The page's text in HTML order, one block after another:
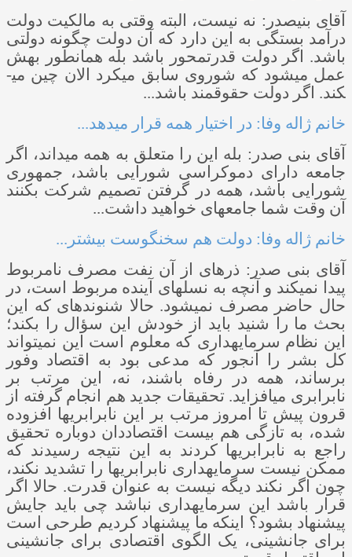
آقای بنی­صدر: نه نیست، البته وقتی به مالکیت دولت
درآمد بستگی به این دارد که آن دولت چگونه دولتی
باشد. اگر دولت قدرت­محور باشد بله همانطور بهش
عمل می­شود که شوروی سابق می­کرد الان چین می­
کند. اگر دولت حقوق­مند باشد...
خانم ژاله وفا: در اختیار همه قرار می­دهد...
آقای بنی ­صدر: بله این را متعلق به همه می­داند، اگر
جامعه دارای دموکراسی شورایی باشد، جمهوری
شورایی باشد، همه در گرفتن تصمیم شرکت بکنند
آن وقت شما جامعه­ای خواهید داشت...
خانم ژاله وفا: دولت هم سخنگوست بیشتر...
آقای بنی­ صدر: ذره­ای از آن نفت مصرف نامربوط
پیدا نمی­کند و آنچه به نسل­های آینده مربوط است، در
حال حاضر مصرف نمی­شود. حالا شنونده­ای که این
بحث ما را شنید باید از خودش این سؤال را بکند؛
این نظام سرمایه­داری که معلوم است این نمی­تواند
کل بشر را آنجور که مدعی بود به اقتصاد وفور
برساند، همه در رفاه باشند، نه، این مرتب بر
نابرابری می­افزاید. تحقیقات جدید هم انجام گرفته از
قرون پیش تا امروز مرتب بر این نابرابری­ها افزوده
شده، به تازگی هم بیست اقتصاددان دوباره تحقیق
راجع به نابرابری­ها کردند به این نتیجه رسیدند که
ممکن نیست سرمایه­داری نابرابری­ها را تشدید نکند،
چون اگر نکند دیگه نیست به عنوان قدرت. حالا اگر
قرار باشد این سرمایه­داری نباشد چی باید جایش
پیشنهاد بشود؟ اینکه ما پیشنهاد کردیم طرحی است
برای جانشینی، یک الگوی اقتصادی برای جانشینی